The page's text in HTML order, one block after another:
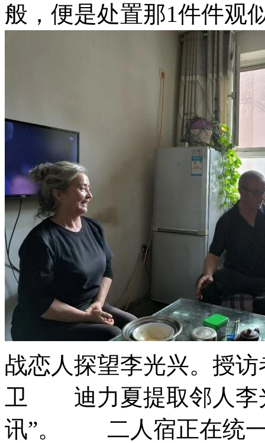
般，便是处置那1件件观
战恋人探望李光兴。授
卫 迪力夏提取邻人李
讯”。 二人宿正在统一